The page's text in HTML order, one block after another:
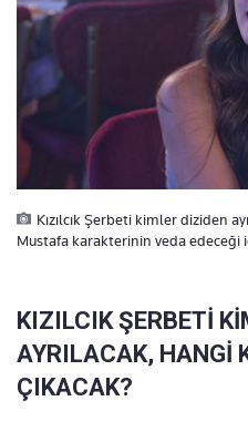
Kızılcık Şerbeti kimler diziden
Mustafa karakterinin veda edeceği
KIZILCIK ŞERBETİ
AYRILACAK, HANGİ
ÇIKACAK?